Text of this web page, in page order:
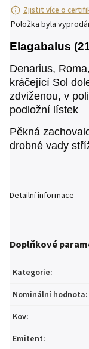
Zjistit více o
Položka byla
Elagabalus
Denarius,
kráčející Sol
zdviženou, v
podložní lístek
Pěkná
drobné vady
Detailní informace
Doplňkové
Kategorie:
Nominální hodnota:
Kov:
Emitent: